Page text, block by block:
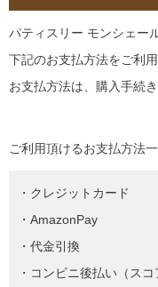
パティスリー モンシェー
下記のお支払方法をご利用
お支払方法は、購入手続
ご利用頂けるお支払方法
・クレジットカード
・AmazonPay
・代金引換
・コンビニ後払い（スコ